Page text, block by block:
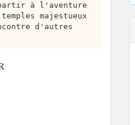
partir à l'aventure
majestueux
d'autres